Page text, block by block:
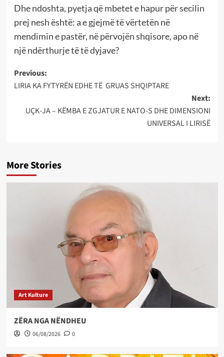
Dhe ndoshta, pyetja që mbetet e hapur për secilin
prej nesh është: a e gjejmë të vërtetën në
mendimin e pastër, në përvojën shqisore, apo në
një ndërthurje të të dyjave?
Post
navigation
Previous:
LIRIA KA FYTYRËN EDHE TË GRUAS SHQIPTARE
Next:
UÇK-JA – KËMBA E ZGJATUR E NATO-S DHE DIMENSIONI
UNIVERSAL I LIRISË
More Stories
Art Kulture
ZËRA NGA NËNDHEU
06/08/2026 0